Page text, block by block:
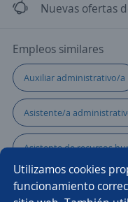
Utilizamos cookies
funcionamiento
Nuevas ofertas
Empleos similares
Auxiliar administrativo/a
Asistente/a
Asistente de recursos
Auxiliar